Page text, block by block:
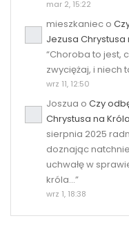
mar 2, 15:22
mieszkaniec o
Jezusa
“Choroba to jest,
zwyciężaj, i niech
wrz 11, 12:50
Joszua o Czy
Chrystusa na
sierpnia 2025
doznając
uchwałę w
króla…”
wrz 1, 18:38